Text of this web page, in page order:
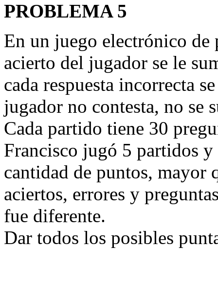
PROBLEMA 5
En un juego electrónico de
acierto del jugador se le
cada respuesta incorrecta
jugador no contesta, no se
Cada partido tiene 30
Francisco jugó 5 partidos
cantidad de puntos, mayor
aciertos, errores y
fue diferente.
Dar todos los posibles